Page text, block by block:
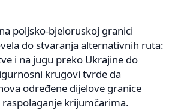
poljsko-bjeloruskoj granici
do stvaranja alternativnih ruta:
i na jugu preko Ukrajine do
krugovi tvrde da
određene dijelove granice
krijumčarima.